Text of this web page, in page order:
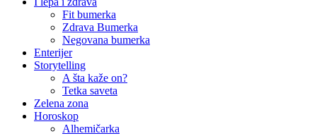
Fit bumerka
Zdrava Bumerka
Negovana bumerka
Enterijer
Storytelling
A šta kaže on?
Tetka saveta
Zelena zona
Horoskop
Alhemičarka